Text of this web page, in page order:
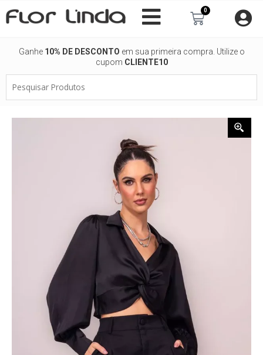
para
0
Carrinho
Ganhe 10% DE DESCONTO em sua primeira compra. Utilize o
cupom CLIENTE10
Produtos